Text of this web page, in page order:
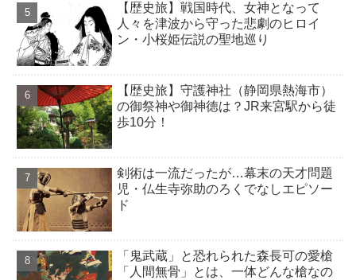
【歴史旅】戦国時代、女神となって
人々を津波から守った悲劇のヒロイ
ン・小桜姫伝説の聖地巡り
【歴史旅】守護神社（静岡県熱海市）
の御祭神や御神徳は？JR来宮駅から徒
歩10分！
剣術は一流だったが…幕末の天才問題
児・仏生寺弥助のろくでなしエピソー
ド
「鬼武蔵」と恐れられた森長可の愛槍
「人間無骨」とは、一体どんな槍なの